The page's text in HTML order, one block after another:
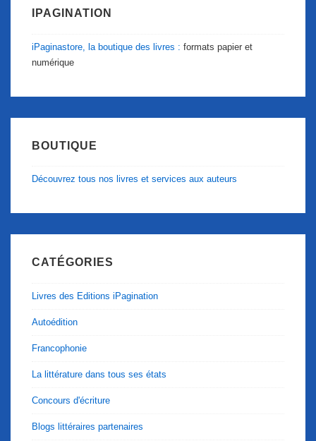
IPAGINATION
iPaginastore, la boutique des livres : formats papier et
numérique
BOUTIQUE
Découvrez tous nos livres et services aux auteurs
CATÉGORIES
Livres des Editions iPagination
Autoédition
Francophonie
La littérature dans tous ses états
Concours d'écriture
Blogs littéraires partenaires